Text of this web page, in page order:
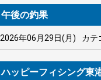
午後の釣果
2026年06月29日(月) カテ
ハッピーフィシング東